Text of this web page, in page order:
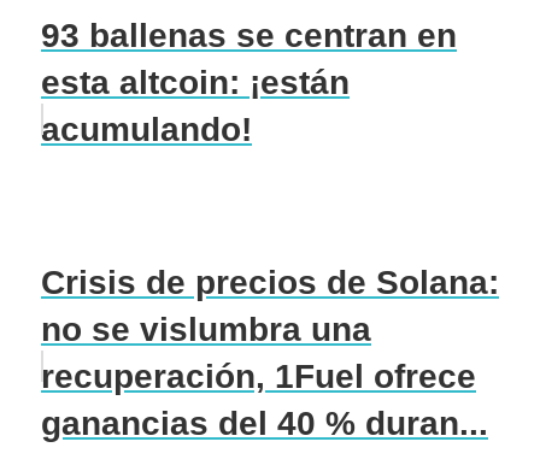
93 ballenas se centran en
esta altcoin: ¡están
acumulando!
Crisis de precios de Solana:
no se vislumbra una
recuperación, 1Fuel ofrece
ganancias del 40 % duran...